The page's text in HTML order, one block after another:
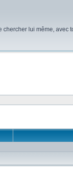
lui même, avec